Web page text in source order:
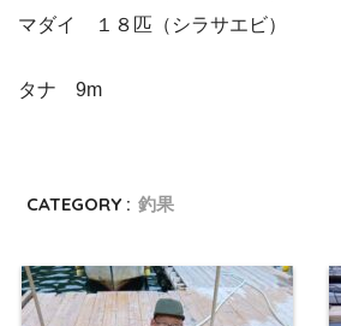
マダイ １８匹（シラサエビ）
タナ 9m
CATEGORY : 釣果